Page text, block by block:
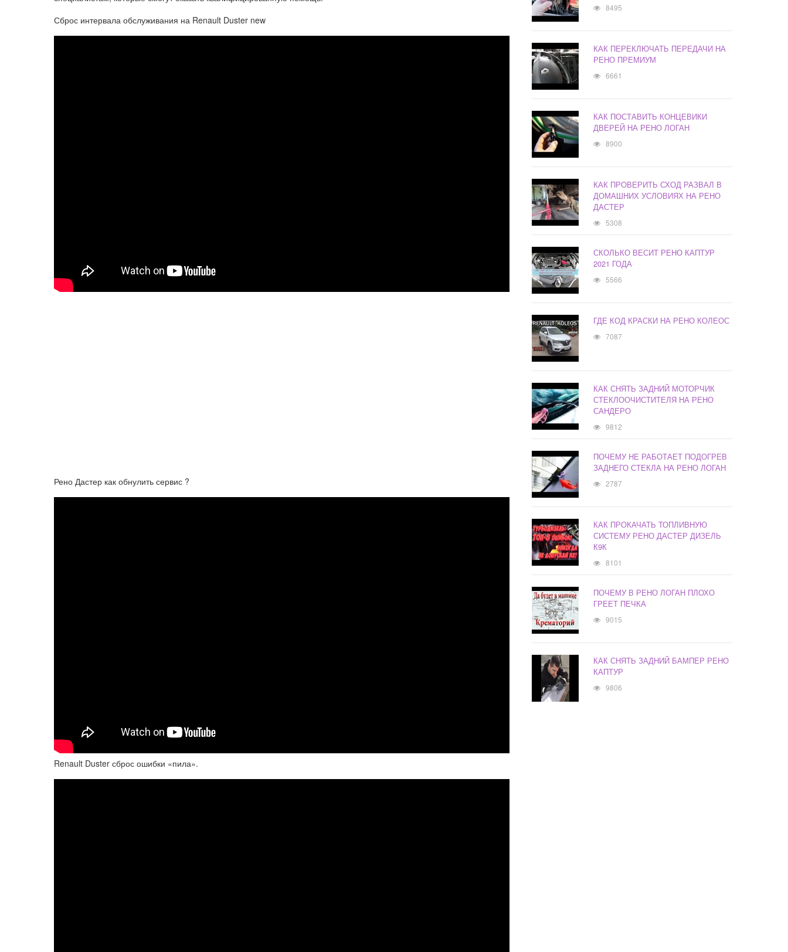
Сброс интервала обслуживания на Renault Duster new
Рено Дастер как обнулить сервис ?
Renault Duster сброс ошибки «пила».
8495
КАК ПЕРЕКЛЮЧАТЬ ПЕРЕДАЧИ НА
РЕНО ПРЕМИУМ
6661
КАК ПОСТАВИТЬ КОНЦЕВИКИ
ДВЕРЕЙ НА РЕНО ЛОГАН
8900
КАК ПРОВЕРИТЬ СХОД РАЗВАЛ В
ДОМАШНИХ УСЛОВИЯХ НА РЕНО
ДАСТЕР
5308
СКОЛЬКО ВЕСИТ РЕНО КАПТУР
2021 ГОДА
5566
ГДЕ КОД КРАСКИ НА РЕНО КОЛЕОС
7087
КАК СНЯТЬ ЗАДНИЙ МОТОРЧИК
СТЕКЛООЧИСТИТЕЛЯ НА РЕНО
САНДЕРО
9812
ПОЧЕМУ НЕ РАБОТАЕТ ПОДОГРЕВ
ЗАДНЕГО СТЕКЛА НА РЕНО ЛОГАН
2787
КАК ПРОКАЧАТЬ ТОПЛИВНУЮ
СИСТЕМУ РЕНО ДАСТЕР ДИЗЕЛЬ
К9К
8101
ПОЧЕМУ В РЕНО ЛОГАН ПЛОХО
ГРЕЕТ ПЕЧКА
9015
КАК СНЯТЬ ЗАДНИЙ БАМПЕР РЕНО
КАПТУР
9806